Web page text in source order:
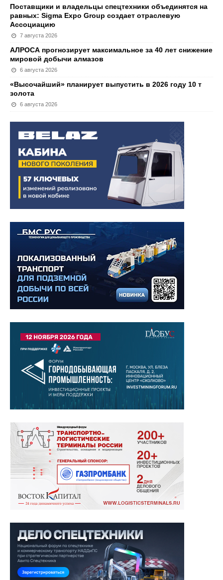
Поставщики и владельцы спецтехники объединятся на
равных: Sigma Expo Group создает отраслевую
Ассоциацию
7 августа 2026
АЛРОСА прогнозирует максимальное за 40 лет снижение
мировой добычи алмазов
6 августа 2026
«Высочайший» планирует выпустить в 2026 году 10 т
золота
6 августа 2026